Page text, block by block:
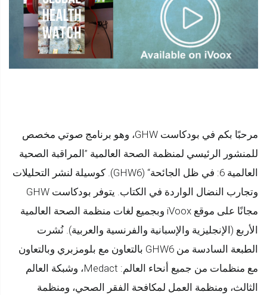
مرحبًا بكم في بودكاست GHW، وهو برنامج صوتي مخصص
للمنشور الرئيسي لمنظمة الصحة العالمية ”المراقبة الصحية
العالمية 6: في ظل الجائحة“ (GHW6). كوسيلة لنشر التحليلات
وتجارب النضال الواردة في الكتاب. يتوفر بودكاست GHW
مجانًا على موقع iVoox وبجميع لغات منظمة الصحة العالمية
الأربع (الإنجليزية والإسبانية والفرنسية والعربية). نُشرت
الطبعة السادسة من GHW6 بالتعاون مع بلومزبري وبالتعاون
مع منظمات من جميع أنحاء العالم: Medact، وشبكة العالم
الثالث، ومنظمة العمل لمكافحة الفقر الصحي، ومنظمة